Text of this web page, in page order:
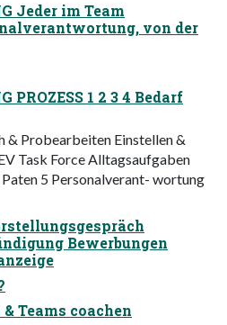
Jeder im Team
von der
PROZESS 1 2 3 4 Bedarf
& Probearbeiten Einstellen &
Task Force Alltagsaufgaben
5 Personalverant- wortung
Bewerbungen
Teams coachen